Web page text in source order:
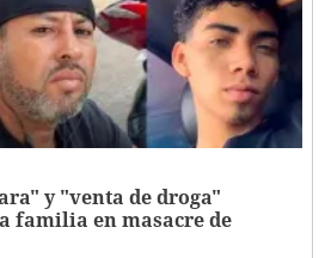
y "venta de droga"
familia en masacre de